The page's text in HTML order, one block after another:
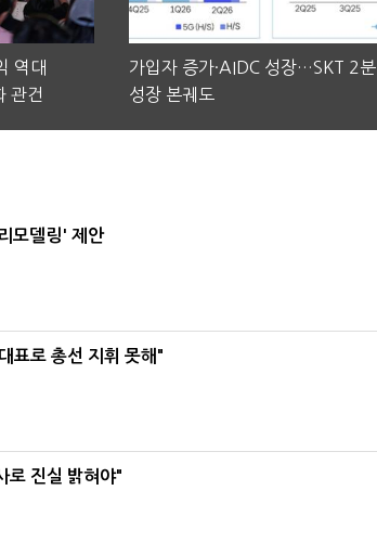
역대
관건
가입자 증가·AIDC 성장…SKT 2
성장 본궤도
모델링' 제안
표로 총선 지휘 못해"
로 진실 밝혀야"